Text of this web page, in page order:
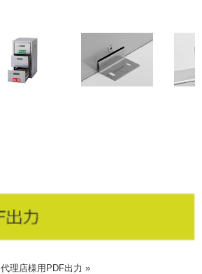
代理店様用PDF出力 »